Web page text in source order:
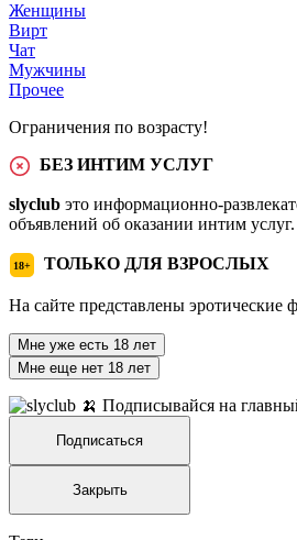
Женщины
Вирт
Чат
Мужчины
Прочее
Ограничения по возрасту!
БЕЗ ИНТИМ УСЛУГ
slyclub это информационно-
объявлений об оказании интим
18+ ТОЛЬКО ДЛЯ ВЗРОСЛЫХ
На сайте представлены эротические
Мне уже есть 18 лет
Мне еще нет 18 лет
🍌 Подписывайся на
Подписаться
Закрыть